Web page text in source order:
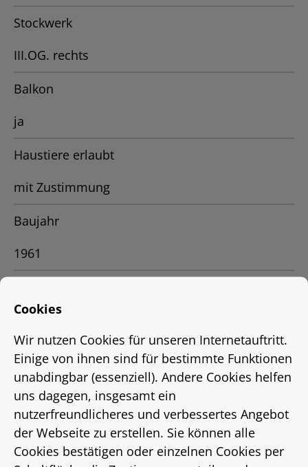
Stockwerk
III.OG. rechts
Balkon
ja
Haustiere erlaubt
mit Zustimmung
Baujahr
1961
Dragonerstr.24
Stadtteil
Vahrenwald
Ort
Hannover
Cookies
Wir nutzen Cookies für unseren Internetauftritt.
Einige von ihnen sind für bestimmte Funktionen
unabdingbar (essenziell). Andere Cookies helfen
uns dagegen, insgesamt ein
nutzerfreundlicheres und verbessertes Angebot
der Webseite zu erstellen. Sie können alle
Cookies bestätigen oder einzelnen Cookies per